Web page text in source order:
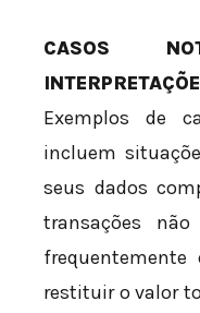
CASOS
Exemplos de
incluem
seus dados
transações
restituir o valor